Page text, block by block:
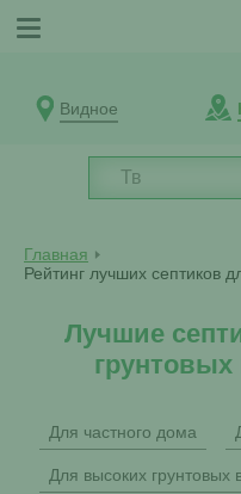
Видное
Главная
Рейтинг лучших септиков
Лучшие
Для частного дома
Для высоких грунтовых